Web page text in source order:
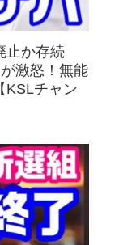
止か存続
激怒！無能
KSLチャン